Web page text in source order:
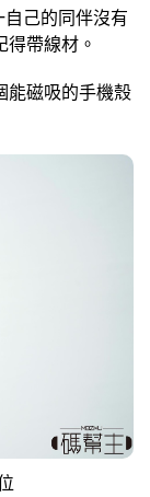
己的同伴沒有
帶線材。
能磁吸的手機殼